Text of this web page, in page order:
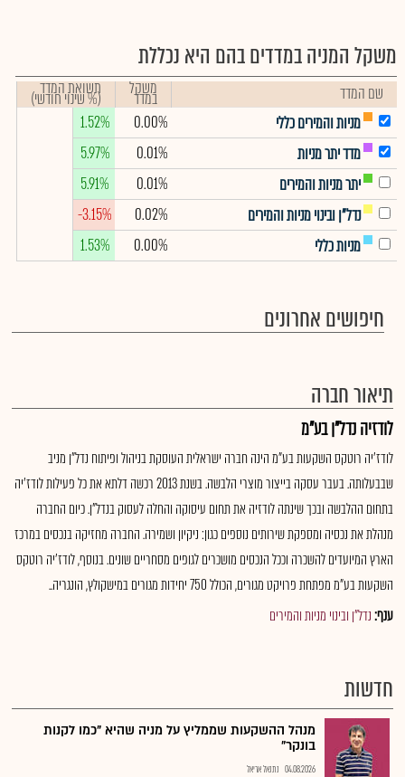
משקל המניה במדדים בהם היא נכללת
שם המדד משקל
במדד תשואת המדד
(% שינוי חודשי)
מניות והמירים כללי
0.00%
1.52%
מדד יתר מניות
0.01%
5.97%
יתר מניות והמירים
0.01%
5.91%
נדל"ן ובינוי מניות והמירים
0.02%
-3.15%
מניות כללי
0.00%
1.53%
חיפושים אחרונים
תיאור חברה
לודזיה נדל"ן בע"מ
לודז'יה רוטקס השקעות בע"מ הינה חברה ישראלית העוסקת בניהול ופיתוח נדל"ן מניב
שבבעלותה. בעבר עסקה בייצור מוצרי הלבשה. בשנת 2013 רכשה דלתא את כל פעילות לודז'יה
בתחום ההלבשה ובכך שינתה לודזיה את תחום עיסוקה והחלה לעסוק בנדל"ן. כיום החברה
מנהלת את נכסיה ומספקת שירותים נוספים כגון: ניקיון ושמירה. החברה מחזיקה בנכסים במרכז
הארץ המיועדים להשכרה וככל הנכסים מושכרים לגופים מסחריים שונים. בנוסף, לודז'יה רוטקס
השקעות בע"מ מפתחת פרויקט מגורים, הכולל 750 יחידות מגורים במישקולץ, הונגריה..
ענף:נדל"ן ובינוי מניות והמירים
חדשות
מנהל ההשקעות שממליץ על מניה שהיא "כמו לקנות
בונקר"
04.08.2026 נתנאל אריאל